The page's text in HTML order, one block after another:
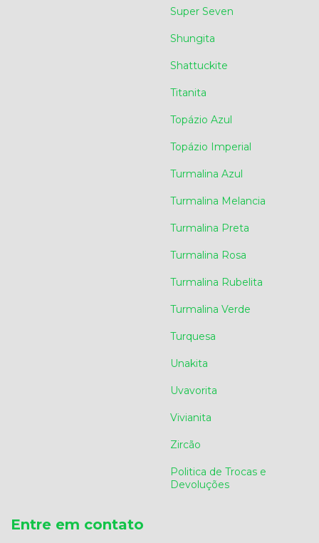
Super Seven
Shungita
Shattuckite
Titanita
Topázio Azul
Topázio Imperial
Turmalina Azul
Turmalina Melancia
Turmalina Preta
Turmalina Rosa
Turmalina Rubelita
Turmalina Verde
Turquesa
Unakita
Uvavorita
Vivianita
Zircão
Politica de Trocas e
Devoluções
Entre em contato